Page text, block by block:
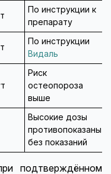
По инструкции к
препарату
По инструкции
Видаль
Риск
остеопороза
выше
Высокие дозы
противопоказаны
без показаний
подтверждённом